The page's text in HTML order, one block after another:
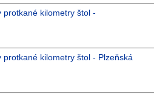
kilometry štol -
kilometry štol - Plzeňská